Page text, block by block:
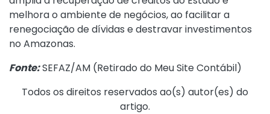
melhora o ambiente de negócios, ao facilitar a
renegociação de dívidas e destravar investimentos
no Amazonas.
Fonte:SEFAZ/AM (Retirado do Meu Site Contábil)
Todos os direitos reservados ao(s) autor(es) do
artigo.